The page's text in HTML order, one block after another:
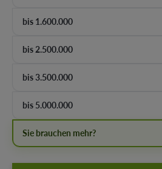
bis 1.600.000
bis 2.500.000
bis 3.500.000
bis 5.000.000
Sie brauchen mehr?